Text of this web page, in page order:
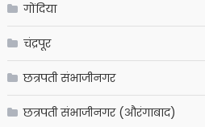
गोंदिया
चंद्रपूर
छत्रपती संभाजीनगर
छत्रपती संभाजीनगर (औरंगाबाद)